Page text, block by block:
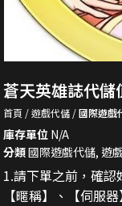
蒼天英雄誌代儲
首頁 遊戲代儲 國際遊戲
庫存單位 N/A
分類國際遊戲代儲, 遊戲
1.請下單之前，確認
【暱稱】、【伺服器